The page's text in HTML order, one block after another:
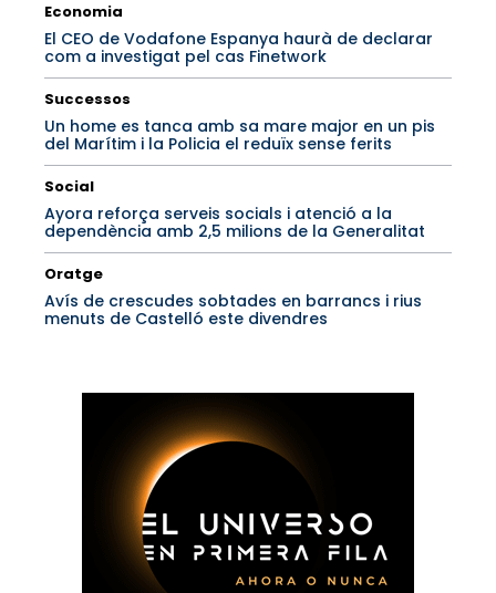
Economia
El CEO de Vodafone Espanya haurà de declarar
com a investigat pel cas Finetwork
Successos
Un home es tanca amb sa mare major en un pis
del Marítim i la Policia el reduïx sense ferits
Social
Ayora reforça serveis socials i atenció a la
dependència amb 2,5 milions de la Generalitat
Oratge
Avís de crescudes sobtades en barrancs i rius
menuts de Castelló este divendres